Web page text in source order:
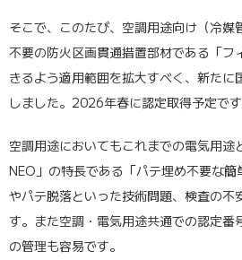
そこで、このたび、空調用途向け（冷媒
不要の防火区画貫通措置部材である「フ
きるよう適用範囲を拡大すべく、新たに
しました。2026年春に認定取得予定です
空調用途においてもこれまでの電気用途
NEO」の特長である「パテ埋め不要な
やパテ脱落といった技術問題、検査の不
す。また空調・電気用途共通での認定番
の管理も容易です。